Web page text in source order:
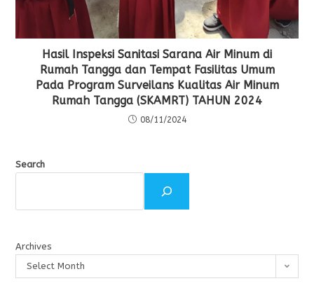
Hasil Inspeksi Sanitasi Sarana Air Minum di
Rumah Tangga dan Tempat Fasilitas Umum
Pada Program Surveilans Kualitas Air Minum
Rumah Tangga (SKAMRT) TAHUN 2024
08/11/2024
Search
Archives
Select Month